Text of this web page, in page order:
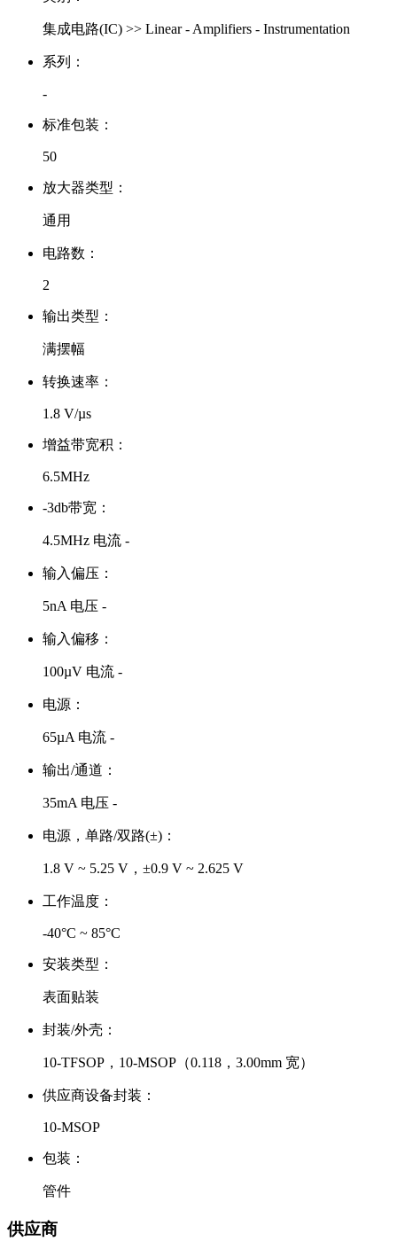
集成电路(IC) >> Linear - Amplifiers - Instrumentation
系列：
-
标准包装：
50
放大器类型：
通用
电路数：
2
输出类型：
满摆幅
转换速率：
1.8 V/µs
增益带宽积：
6.5MHz
-3db带宽：
4.5MHz 电流 -
输入偏压：
5nA 电压 -
输入偏移：
100µV 电流 -
电源：
65µA 电流 -
输出/通道：
35mA 电压 -
电源，单路/双路(±)：
1.8 V ~ 5.25 V，±0.9 V ~ 2.625 V
工作温度：
-40°C ~ 85°C
安装类型：
表面贴装
封装/外壳：
10-TFSOP，10-MSOP（0.118，3.00mm 宽）
供应商设备封装：
10-MSOP
包装：
管件
供应商